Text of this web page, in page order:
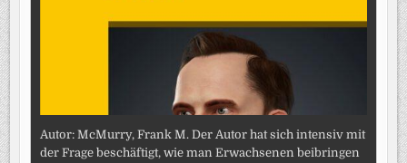
Autor: McMurry, Frank M. Der Autor hat sich intensiv mit
der Frage beschäftigt, wie man Erwachsenen beibringen